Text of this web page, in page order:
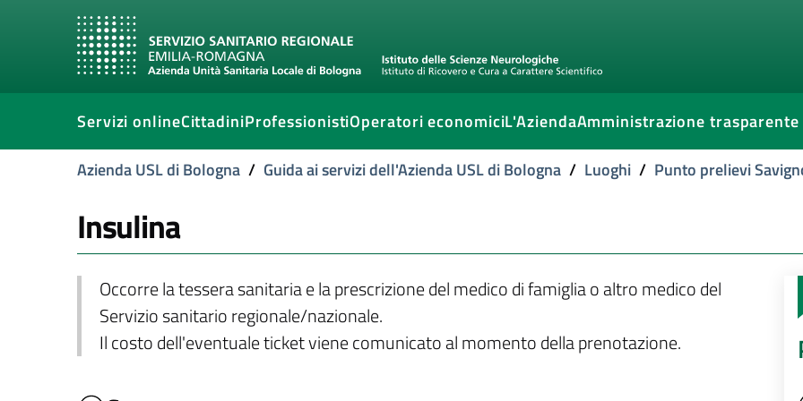
Servizi onlineCittadiniProfessionistiOperatori economiciL'AziendaAmministrazione trasparente
Azienda USL di Bologna / Guida ai servizi dell'Azienda USL di Bologna / Luoghi / Punto prelievi
Insulina
Occorre la tessera sanitaria e la prescrizione del medico di famiglia o altro medico del
Servizio sanitario regionale/nazionale.
Il costo dell'eventuale ticket viene comunicato al momento della prenotazione.